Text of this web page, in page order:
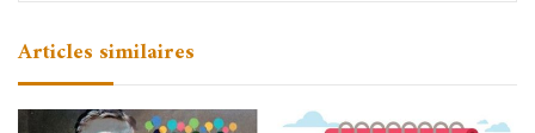
Articles similaires